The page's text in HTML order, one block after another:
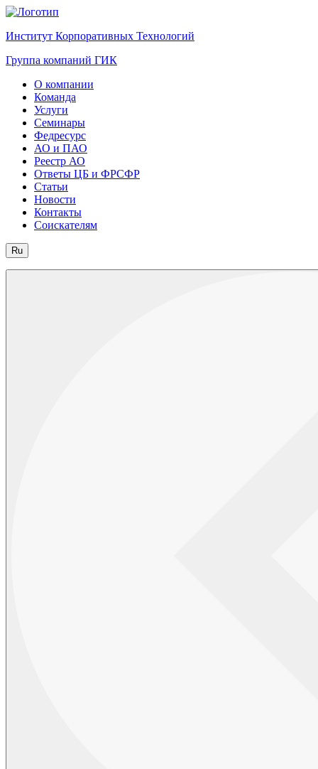
Институт Корпоративных Технологий
Группа компаний ГИК
О компании
Команда
Услуги
Семинары
Федресурс
АО и ПАО
Реестр АО
Ответы ЦБ и ФРСФР
Статьи
Новости
Контакты
Соискателям
Ru